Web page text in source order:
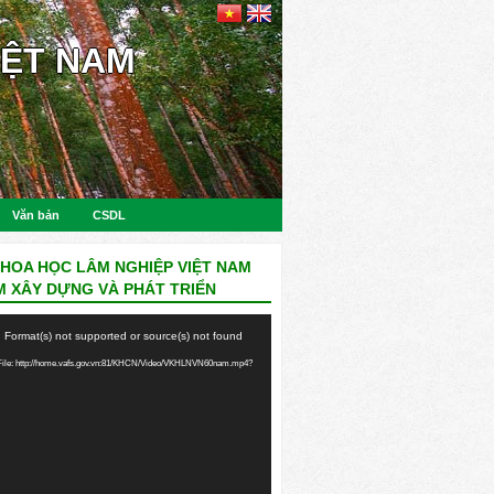
NAM
Văn bản CSDL
HỌC LÂM NGHIỆP VIỆT NAM
XÂY DỰNG VÀ PHÁT TRIỂN
Format(s) not supported or source(s) not found
http://home.vafs.gov.vn:81/KHCN/Video/VKHLNVN60nam.mp4?